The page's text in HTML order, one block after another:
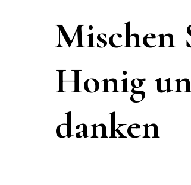
Mischen
Honig
danken